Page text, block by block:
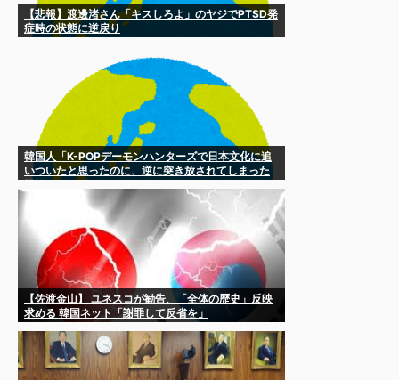
【悲報】渡邊渚さん「キスしろよ」のヤジでPTSD発
症時の状態に逆戻り
韓国人「K-POPデーモンハンターズで日本文化に追
いついたと思ったのに、逆に突き放されてしまった
【佐渡金山】 ユネスコが勧告、「全体の歴史」反映
求める 韓国ネット「謝罪して反省を」